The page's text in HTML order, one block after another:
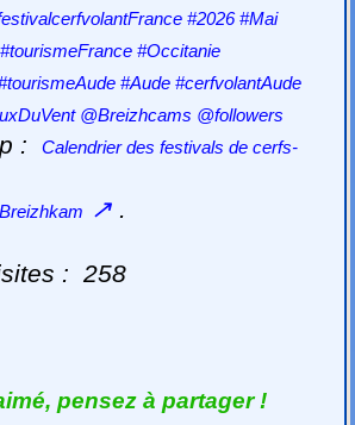
#2026 #Mai
#Occitanie
#Aude #cerfvolantAude
@Breizhcams @followers
:Calendrier des festivals de cerfs-
Breizhkam ↗ .
: 258
pensez à partager !